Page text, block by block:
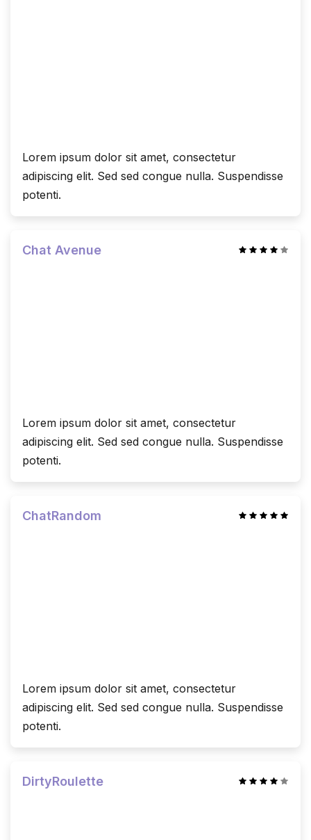
Lorem ipsum dolor sit amet, consectetur
adipiscing elit. Sed sed congue nulla. Suspendisse
potenti.
Chat Avenue
Lorem ipsum dolor sit amet, consectetur
adipiscing elit. Sed sed congue nulla. Suspendisse
potenti.
ChatRandom
Lorem ipsum dolor sit amet, consectetur
adipiscing elit. Sed sed congue nulla. Suspendisse
potenti.
DirtyRoulette